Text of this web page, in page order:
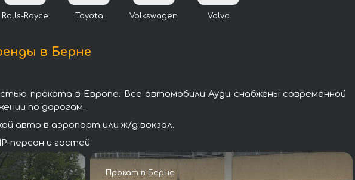
Rolls-Royce Toyota Volkswagen Volvo
в Берне
проката в Европе. Все автомобили Ауди снабжены современной
по дорогам.
авто в аэропорт или ж/д вокзал.
персон и гостей.
Прокат в Берне